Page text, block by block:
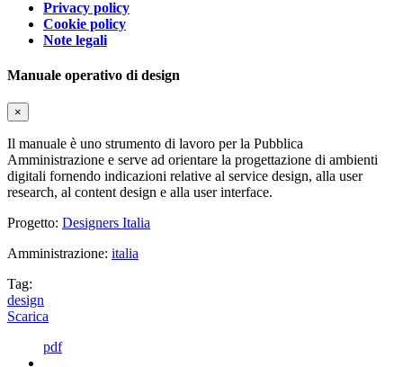
Privacy policy
Cookie policy
Note legali
Manuale operativo di design
×
Il manuale è uno strumento di lavoro per la Pubblica
Amministrazione e serve ad orientare la progettazione di ambienti
digitali fornendo indicazioni relative al service design, alla user
research, al content design e alla user interface.
Progetto: Designers Italia
Amministrazione: italia
Tag:
design
Scarica
pdf